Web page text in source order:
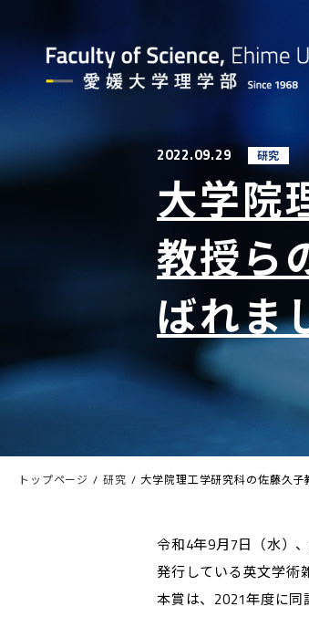
2022.09.29 研究
大学院
教授ら
ばれま
トップページ 研究 大学院理工学研究科の佐藤久子
令和4年9月7日（水）
発行している英文学術
本賞は、2021年度に同